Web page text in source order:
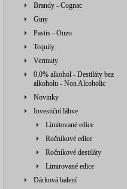
Brandy - Cognac
Giny
Pastis - Ouzo
Tequily
Vermuty
0,0% alkohol - Destiláty bez
alkoholu - Non Alcoholic
Novinky
Investiční láhve
Limitované edice
Ročníkové edice
Ročníkové destiláty
Limirované edice
Dárková balení